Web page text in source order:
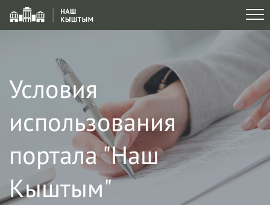
Условия
использования
портала "Наш
Кыштым"